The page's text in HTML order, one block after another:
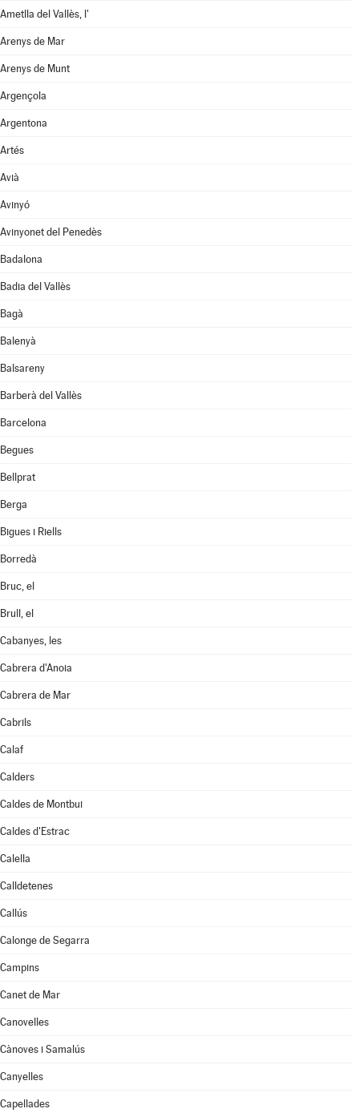
Ametlla del Vallès, l'
Arenys de Mar
Arenys de Munt
Argençola
Argentona
Artés
Avià
Avinyó
Avinyonet del Penedès
Badalona
Badia del Vallès
Bagà
Balenyà
Balsareny
Barberà del Vallès
Barcelona
Begues
Bellprat
Berga
Bigues i Riells
Borredà
Bruc, el
Brull, el
Cabanyes, les
Cabrera d'Anoia
Cabrera de Mar
Cabrils
Calaf
Calders
Caldes de Montbui
Caldes d'Estrac
Calella
Calldetenes
Callús
Calonge de Segarra
Campins
Canet de Mar
Canovelles
Cànoves i Samalús
Canyelles
Capellades